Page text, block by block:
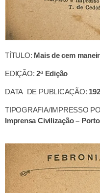
TÍTULO: Mais de cem
EDIÇÃO:2ª Edição
DATA DE PUBLICAÇÃO:
TIPOGRAFIA/IMPRESSO
Imprensa Civilização – Porto